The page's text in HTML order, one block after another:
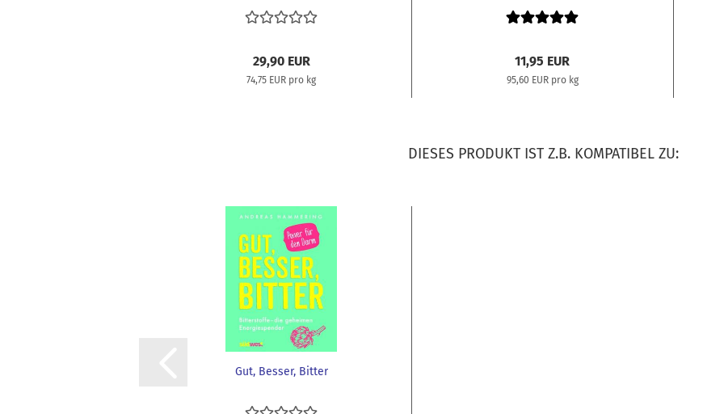
29,90 EUR
74,75 EUR pro kg
11,95 EUR
95,60 EUR pro kg
DIESES PRODUKT IST Z.B. KOMPATIBEL ZU:
Gut, Besser, Bitter